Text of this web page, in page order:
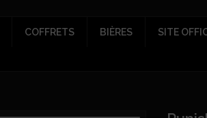
COFFRETS BIÈRES SITE